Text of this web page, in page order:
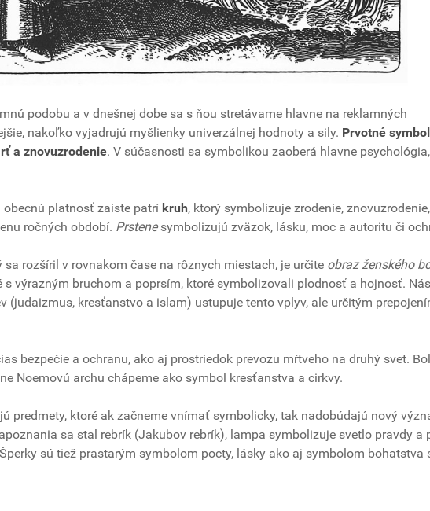
podobu a v dnešnej dobe sa s ňou stretávame hlavne na reklamných
nakoľko vyjadrujú myšlienky univerzálnej hodnoty a sily. Prvotné
a znovuzrodenie. V súčasnosti sa symbolikou zaoberá hlavne
obecnú platnosť zaiste patrí kruh, ktorý symbolizuje zrodenie, znovuzrodenie,
ročných období. Prstenesymbolizujú zväzok, lásku, moc a autoritu či
rozšíril v rovnakom čase na rôznych miestach, je určite obraz ženského
s výrazným bruchom a poprsím, ktoré symbolizovali plodnosť a hojnosť.
(judaizmus, kresťanstvo a islam) ustupuje tento vplyv, ale určitým
bezpečie a ochranu, ako aj prostriedok prevozu mŕtveho na druhý svet.
Noemovú archu chápeme ako symbol kresťanstva a cirkvy.
predmety, ktoré ak začneme vnímať symbolicky, tak nadobúdajú nový
sa stal rebrík (Jakubov rebrík), lampa symbolizuje svetlo pravdy a
sú tiež prastarým symbolom pocty, lásky ako aj symbolom bohatstva